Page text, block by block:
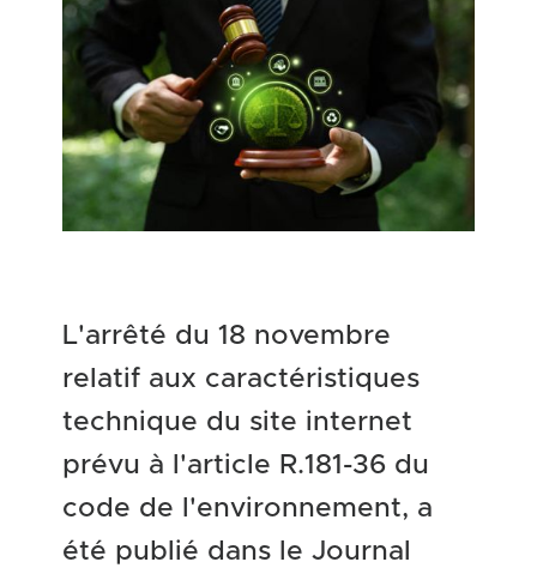
L'arrêté du 18 novembre
relatif aux caractéristiques
technique du site internet
prévu à l'article R.181-36 du
code de l'environnement, a
été publié dans le Journal